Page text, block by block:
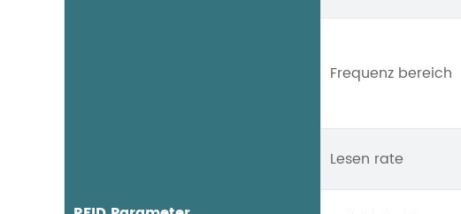
Frequenz bereich
Lesen rate